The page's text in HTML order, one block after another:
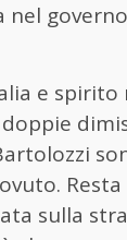
nel
e spirito
doppie
Resta
sulla